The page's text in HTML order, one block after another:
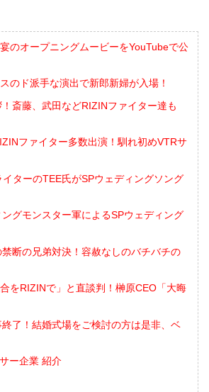
のオープニングムービーをYouTubeで公
のド派手な演出で新郎新婦が入場！
斎藤、武田などRIZINファイター達も
ファイター多数出演！馴れ初めVTRサ
ターのTEE氏がSPウェディングソング
グモンスター軍によるSPウェディング
断の兄弟対決！容赦なしのバチバチの
をRIZINで」と直談判！榊原CEO「大晦
了！結婚式場をご検討の方は是非、ベ
ー企業 紹介